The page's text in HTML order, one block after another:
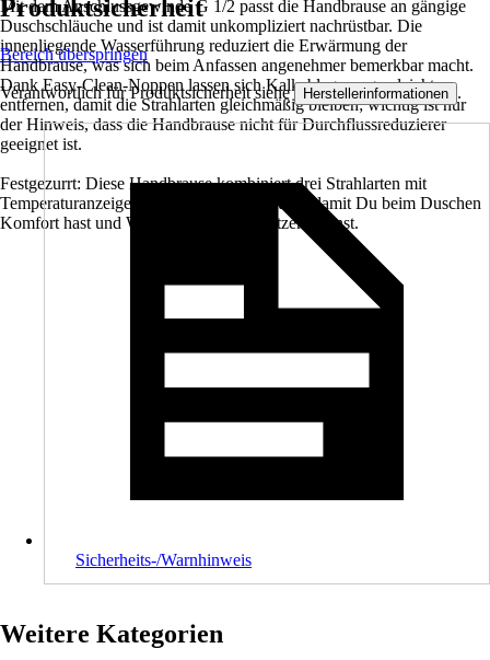
Mit dem Anschlussgewinde G 1/2 passt die Handbrause an gängige
Duschschläuche und ist damit unkompliziert nachrüstbar. Die
innenliegende Wasserführung reduziert die Erwärmung der
Handbrause, was sich beim Anfassen angenehmer bemerkbar macht.
Dank Easy-Clean-Noppen lassen sich Kalkablagerungen leichter
entfernen, damit die Strahlarten gleichmäßig bleiben; wichtig ist nur
der Hinweis, dass die Handbrause nicht für Durchflussreduzierer
geeignet ist.
Festgezurrt: Diese Handbrause kombiniert drei Strahlarten mit
Temperaturanzeige und Verbrauchsmessung, damit Du beim Duschen
Komfort hast und Wasser gezielter einsetzen kannst.
Produktsicherheit
Bereich überspringen
Verantwortlich für Produktsicherheit siehe Herstellerinformationen .
Sicherheits-/Warnhinweis
Weitere Kategorien